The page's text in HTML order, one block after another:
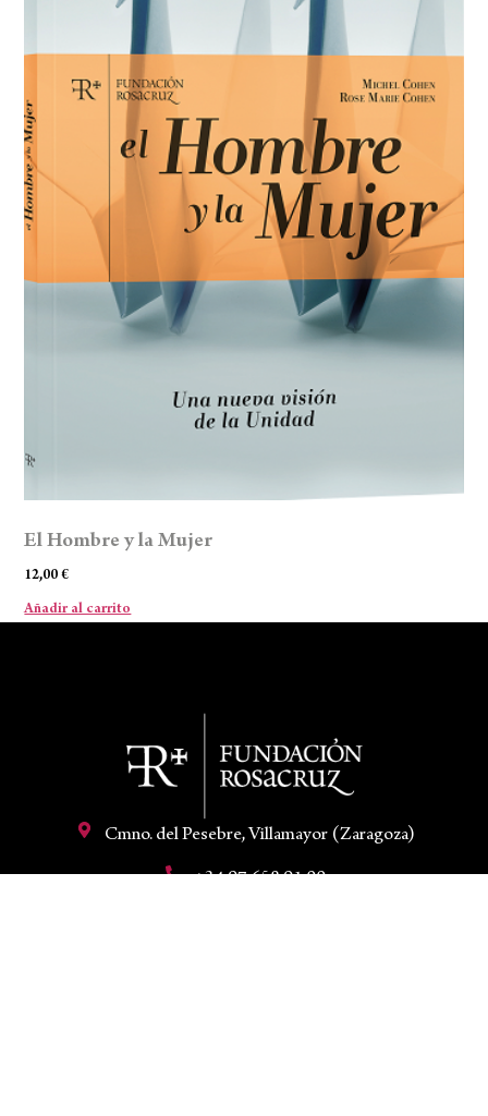
El Hombre y la Mujer
12,00€
Añadir al carrito
Cmno. del Pesebre, Villamayor (Zaragoza)
+34 97 658 91 00